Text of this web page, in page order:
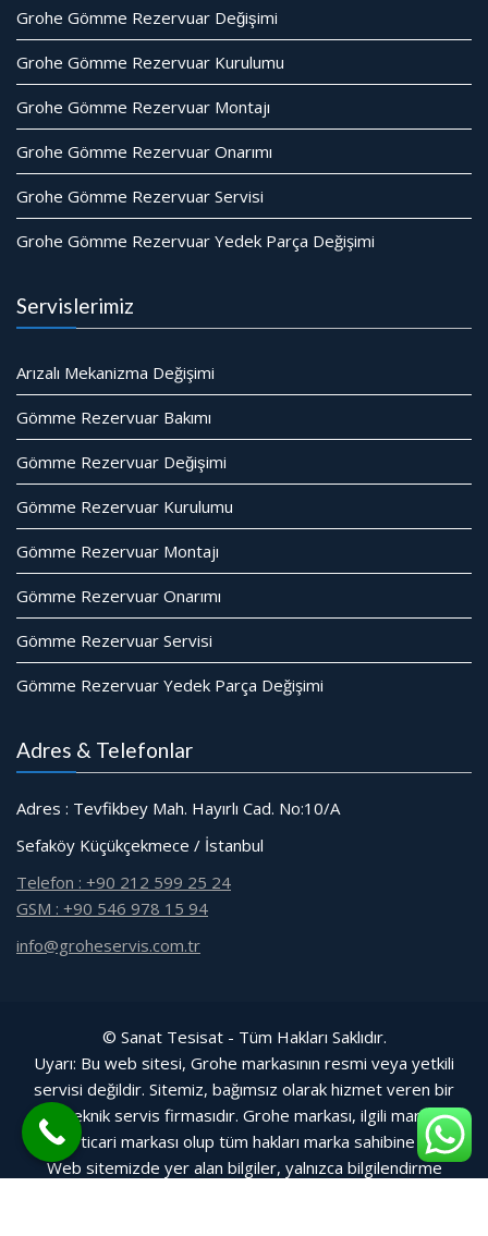
Grohe Gömme Rezervuar Değişimi
Grohe Gömme Rezervuar Kurulumu
Grohe Gömme Rezervuar Montajı
Grohe Gömme Rezervuar Onarımı
Grohe Gömme Rezervuar Servisi
Grohe Gömme Rezervuar Yedek Parça Değişimi
Servislerimiz
Arızalı Mekanizma Değişimi
Gömme Rezervuar Bakımı
Gömme Rezervuar Değişimi
Gömme Rezervuar Kurulumu
Gömme Rezervuar Montajı
Gömme Rezervuar Onarımı
Gömme Rezervuar Servisi
Gömme Rezervuar Yedek Parça Değişimi
Adres & Telefonlar
Adres : Tevfikbey Mah. Hayırlı Cad. No:10/A
Sefaköy Küçükçekmece / İstanbul
Telefon : +90 212 599 25 24
GSM : +90 546 978 15 94
info@groheservis.com.tr
© Sanat Tesisat - Tüm Hakları Saklıdır.
Uyarı: Bu web sitesi, Grohe markasının resmi veya yetkili
servisi değildir. Sitemiz, bağımsız olarak hizmet veren bir
özel teknik servis firmasıdır. Grohe markası, ilgili markanın
tescilli ticari markası olup tüm hakları marka sahibine aittir.
Web sitemizde yer alan bilgiler, yalnızca bilgilendirme